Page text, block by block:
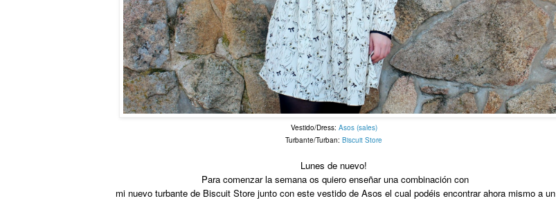
Vestido/Dress: Asos (sales)
Turbante/Turban: Biscuit Store
Lunes de nuevo!
Para comenzar la semana os quiero enseñar una combinación con
mi nuevoturbante de Biscuit Store junto con este vestido de Asos el cual podéis encontrarahora mismo a un